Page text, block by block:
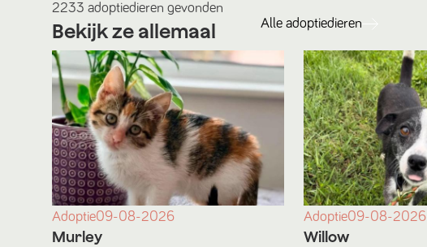
2233 adoptiedieren gevonden
Bekijk ze allemaal Alle adoptiedieren
Adoptie09-08-2026
Murley
Adoptie09-08-2026
Willow